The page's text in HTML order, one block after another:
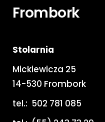
Frombork
Stolarnia
Mickiewicza 25
14-530 Frombork
tel.: 502 781 085